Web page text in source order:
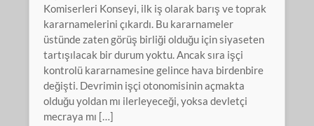
Komiserleri Konseyi, ilk iş olarak barış ve toprak
kararnamelerini çıkardı. Bu kararnameler
üstünde zaten görüş birliği olduğu için siyaseten
tartışılacak bir durum yoktu. Ancak sıra işçi
kontrolü kararnamesine gelince hava birdenbire
değişti. Devrimin işçi otonomisinin açmakta
olduğu yoldan mı ilerleyeceği, yoksa devletçi
mecraya mı […]